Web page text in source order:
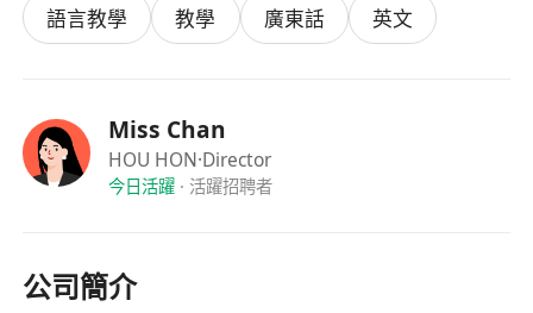
語言教學 教學 廣東話 英文
Miss Chan
HOU HON·Director
今日活躍· 活躍招聘者
公司簡介